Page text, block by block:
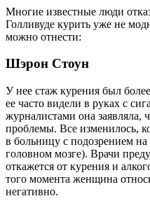
Многие известные люди
Голливуде курить уже не
можно отнести:
Шэрон Стоун
У нее стаж курения был
ее часто видели в руках с
журналистами она заявляла,
проблемы. Все изменилось,
в больницу с подозрением на
головном мозге). Врачи
откажется от курения и
того момента женщина
негативно.